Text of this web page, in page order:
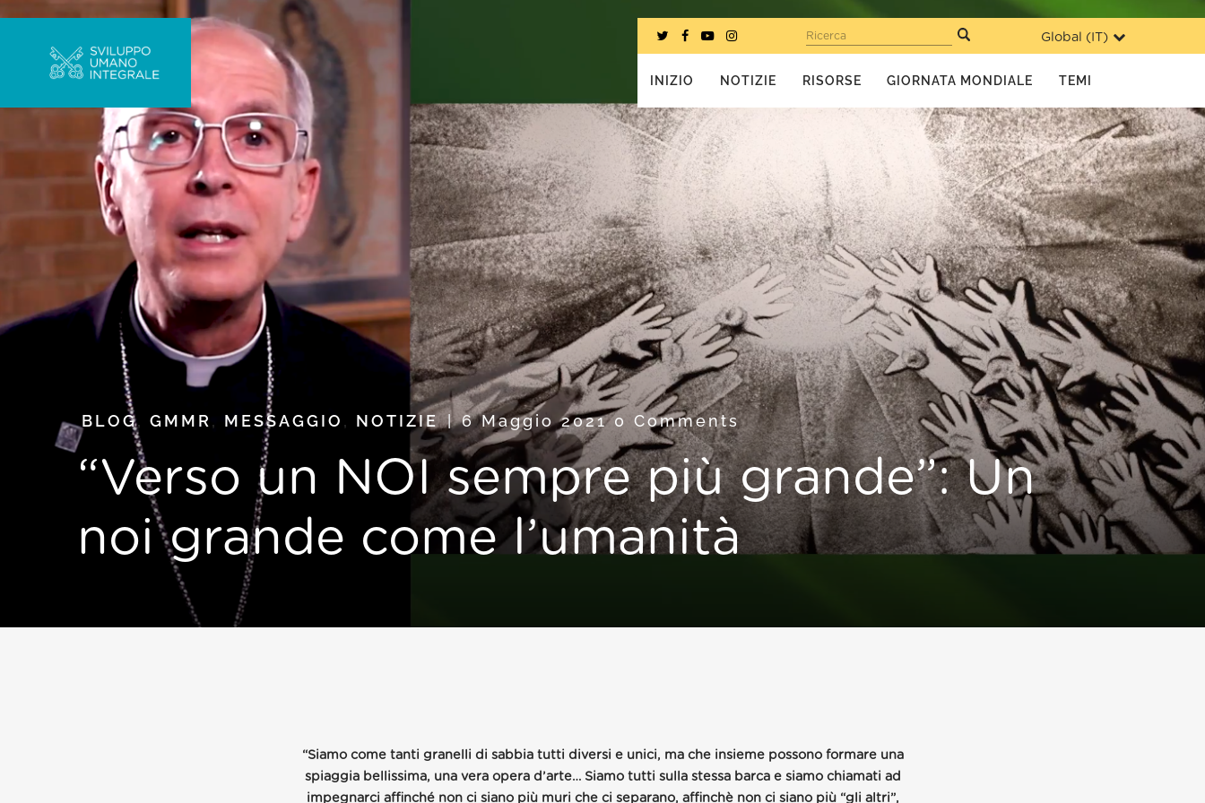
Global ( IT)
Ricerca
INIZIO NOTIZIE RISORSE GIORNATA MONDIALE TEMI
BLOG,GMMR, MESSAGGIO , NOTIZIE 6 Maggio 20210 Comments
“Verso un NOI sempre più grande”: Un
noi grande come l’umanità
“Siamo come tanti granelli di sabbia tutti diversi e unici, ma che insieme possono formare una
spiaggia bellissima, una vera opera d’arte… Siamo tutti sulla stessa barca e siamo chiamati ad
impegnarci affinché non ci siano più muri che ci separano, affinchè non ci siano più “gli altri”,